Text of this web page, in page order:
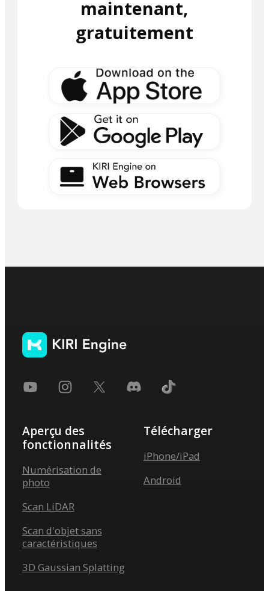
maintenant,
gratuitement
Aperçu des
fonctionnalités
Numérisation de
photo
Scan LiDAR
Scan d'objet sans
caractéristiques
3D Gaussian Splatting
Télécharger
iPhone/iPad
Android